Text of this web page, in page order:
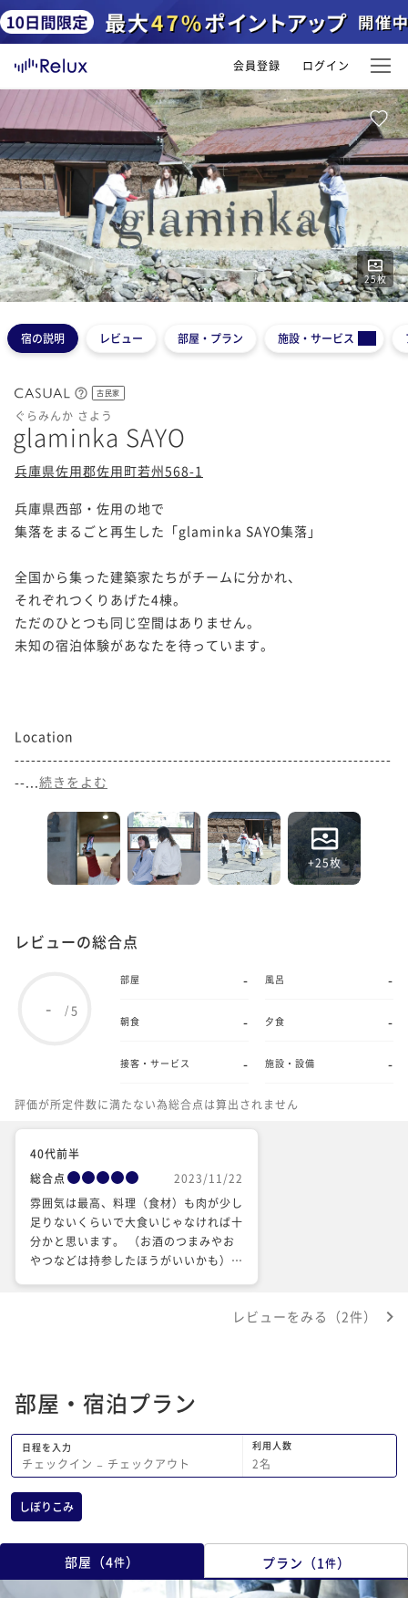
会員登録 ログイン
25枚
12345
宿の説明 レビュー 部屋・プラン 施設・サービス
古民家
ぐらみんか さよう
glaminka SAYO
兵庫県佐用郡佐用町若州568-1
兵庫県西部・佐用の地で
集落をまるごと再生した「glaminka SAYO集落」
全国から集った建築家たちがチームに分かれ、
それぞれつくりあげた4棟。
ただのひとつも同じ空間はありません。
未知の宿泊体験があなたを待っています。
Location
---------------------------------------------------------------------
--... 続きをよむ
+25枚
レビューの総合点
- /5
部屋 - 風呂 -
朝食 - 夕食 -
接客・サービス - 施設・設備 -
評価が所定件数に満たない為総合点は算出されません
40代前半
総合点
2023/11/22
雰囲気は最高、料理（食材）も肉が少し
足りないくらいで大食いじゃなければ十
分かと思います。 （お酒のつまみやお
やつなどは持参したほうがいいかも）
シが大発生。 そこら中に出ます、いま
す、これはもうやむなしですが、グラン
ピングとはいえアウトドアです。 特に
アクティビティがあるわけでもなく、た
だオシャレな古民家で、BBQして、焚
火をして、何もないことを楽しむ。 そ
こに魅力を感じられる方には大変お勧め
レビューをみる（2件）
部屋・宿泊プラン
日程を入力
チェックイン − チェックアウト
利用人数
2名
しぼりこみ
部屋 （4件） プラン （1 件）